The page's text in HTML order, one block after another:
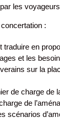
les
:
traduire en
et les
sur la
de charge de
de
scénarios